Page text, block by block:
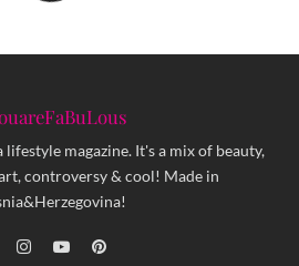
lifestyle magazine. It's a mix of beauty,
controversy & cool! Made in